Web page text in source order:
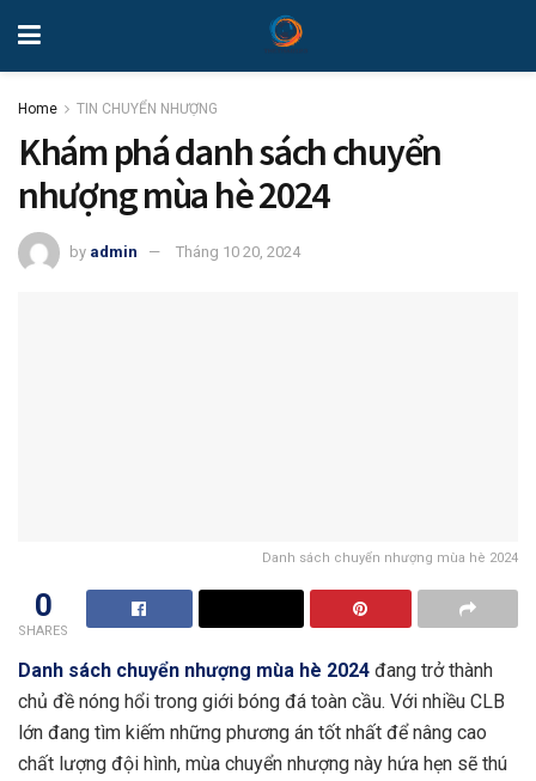
Home TIN CHUYỂN NHƯỢNG
Khám phá danh sách chuyển
nhượng mùa hè 2024
by admin Tháng 10 20, 2024
Danh sách chuyển nhượng mùa hè 2024
0
SHARES
Danh sách chuyển nhượng mùa hè 2024 đang trở thành
chủ đề nóng hổi trong giới bóng đá toàn cầu. Với nhiều CLB
lớn đang tìm kiếm những phương án tốt nhất để nâng cao
chất lượng đội hình, mùa chuyển nhượng này hứa hẹn sẽ thú